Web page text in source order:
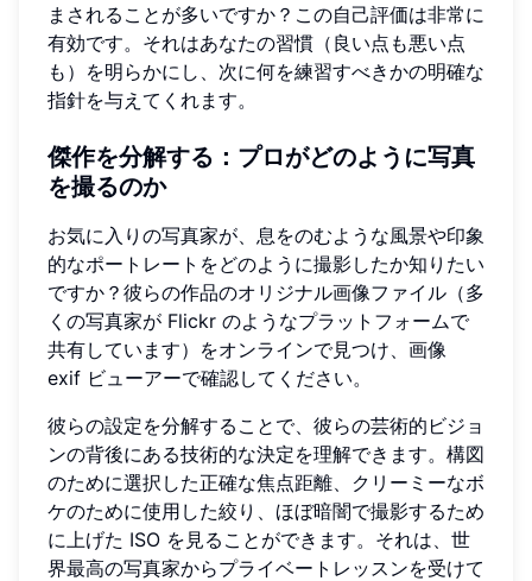
まされることが多いですか？この自己評価は非常に
有効です。それはあなたの習慣（良い点も悪い点
も）を明らかにし、次に何を練習すべきかの明確な
指針を与えてくれます。
傑作を分解する：プロがどのように写真
を撮るのか
お気に入りの写真家が、息をのむような風景や印象
的なポートレートをどのように撮影したか知りたい
ですか？彼らの作品のオリジナル画像ファイル（多
くの写真家が Flickr のようなプラットフォームで
共有しています）をオンラインで見つけ、画像
exif ビューアーで確認してください。
彼らの設定を分解することで、彼らの芸術的ビジョ
ンの背後にある技術的な決定を理解できます。構図
のために選択した正確な焦点距離、クリーミーなボ
ケのために使用した絞り、ほぼ暗闇で撮影するため
に上げた ISO を見ることができます。それは、世
界最高の写真家からプライベートレッスンを受けて